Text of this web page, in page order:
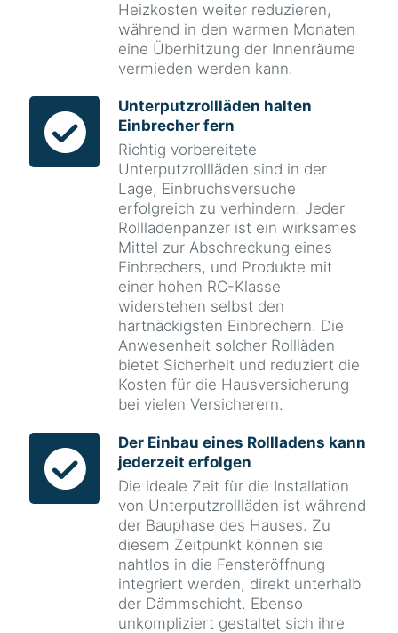
Heizkosten weiter reduzieren,
während in den warmen Monaten
eine Überhitzung der Innenräume
vermieden werden kann.
Unterputzrollläden halten
Einbrecher fern
Richtig vorbereitete
Unterputzrollläden sind in der
Lage, Einbruchsversuche
erfolgreich zu verhindern. Jeder
Rollladenpanzer ist ein wirksames
Mittel zur Abschreckung eines
Einbrechers, und Produkte mit
einer hohen RC-Klasse
widerstehen selbst den
hartnäckigsten Einbrechern. Die
Anwesenheit solcher Rollläden
bietet Sicherheit und reduziert die
Kosten für die Hausversicherung
bei vielen Versicherern.
Der Einbau eines Rollladens kann
jederzeit erfolgen
Die ideale Zeit für die Installation
von Unterputzrollläden ist während
der Bauphase des Hauses. Zu
diesem Zeitpunkt können sie
nahtlos in die Fensteröffnung
integriert werden, direkt unterhalb
der Dämmschicht. Ebenso
unkompliziert gestaltet sich ihre